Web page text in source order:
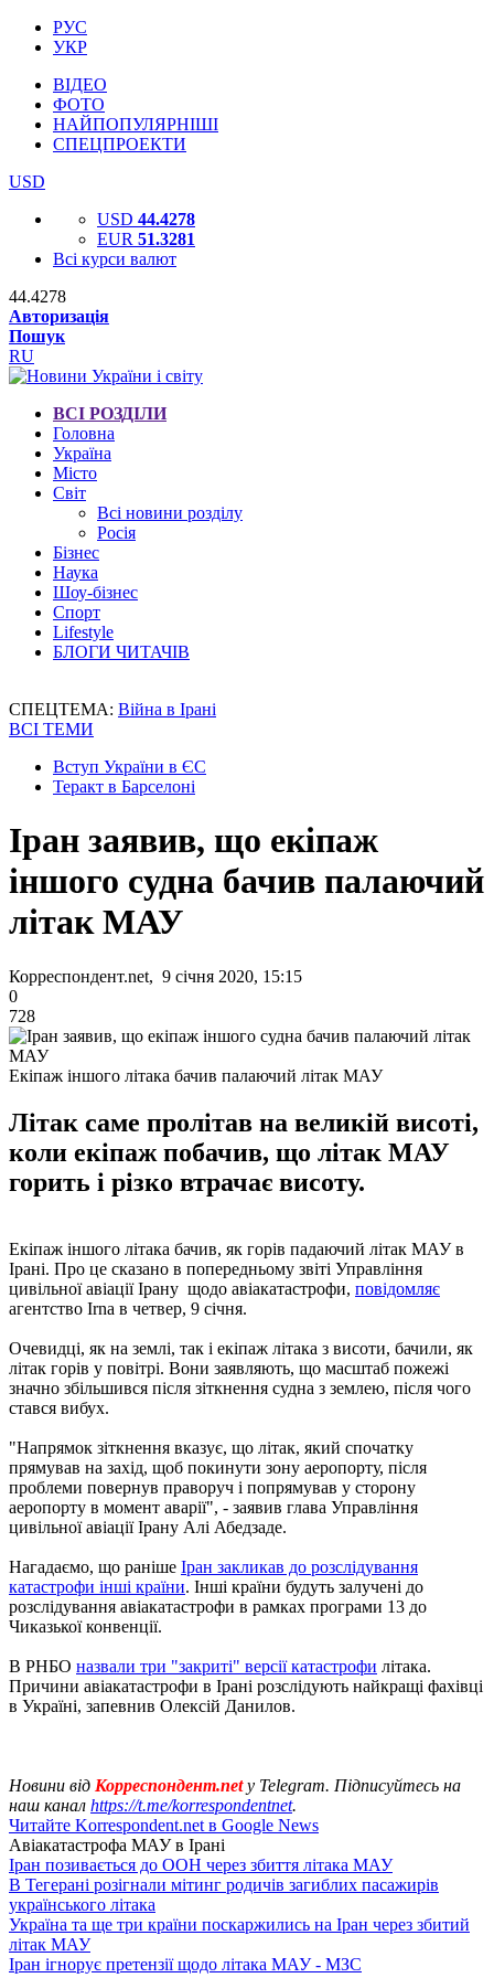
РУС
УКР
ВІДЕО
ФОТО
НАЙПОПУЛЯРНІШІ
СПЕЦПРОЕКТИ
USD
USD 44.4278
EUR 51.3281
Всі курси валют
44.4278
Авторизація
Пошук
RU
ВСІ РОЗДІЛИ
Головна
Україна
Місто
Світ
Всі новини розділу
Росія
Бізнес
Наука
Шоу-бізнес
Спорт
Lifestyle
БЛОГИ ЧИТАЧІВ
СПЕЦТЕМА: Війна в Ірані
ВСІ ТЕМИ
Вступ України в ЄС
Теракт в Барселоні
Іран заявив, що екіпаж
іншого судна бачив палаючий
літак МАУ
Корреспондент.net, 9 січня 2020, 15:15
0
728
Екіпаж іншого літака бачив палаючий літак МАУ
Літак саме пролітав на великій висоті,
коли екіпаж побачив, що літак МАУ
горить і різко втрачає висоту.
Екіпаж іншого літака бачив, як горів падаючий літак МАУ в
Ірані. Про це сказано в попередньому звіті Управління
цивільної авіації Ірану щодо авіакатастрофи, повідомляє
агентство Irna в четвер, 9 січня.
Очевидці, як на землі, так і екіпаж літака з висоти, бачили, як
літак горів у повітрі. Вони заявляють, що масштаб пожежі
значно збільшився після зіткнення судна з землею, після чого
стався вибух.
"Напрямок зіткнення вказує, що літак, який спочатку
прямував на захід, щоб покинути зону аеропорту, після
проблеми повернув праворуч і попрямував у сторону
аеропорту в момент аварії", - заявив глава Управління
цивільної авіації Ірану Алі Абедзаде.
Нагадаємо, що раніше Іран закликав до розслідування
катастрофи інші країни. Інші країни будуть залучені до
розслідування авіакатастрофи в рамках програми 13 до
Чиказької конвенції.
В РНБО назвали три "закриті" версії катастрофи літака.
Причини авіакатастрофи в Ірані розслідують найкращі фахівці
в Україні, запевнив Олексій Данилов.
Новини від Корреспондент.net у Telegram. Підписуйтесь на
наш канал https://t.me/korrespondentnet.
Читайте Korrespondent.net в Google News
Авіакатастрофа МАУ в Ірані
Іран позивається до ООН через збиття літака МАУ
В Тегерані розігнали мітинг родичів загиблих пасажирів
українського літака
Україна та ще три країни поскаржились на Іран через збитий
літак МАУ
Іран ігнорує претензії щодо літака МАУ - МЗС